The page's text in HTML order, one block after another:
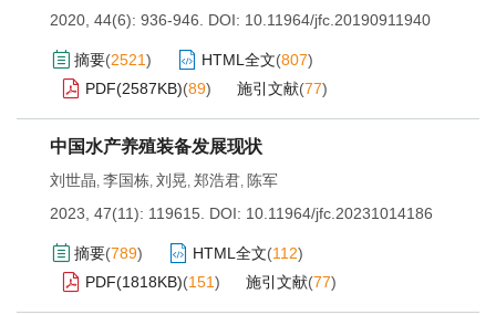
2020, 44(6): 936-946.
DOI: 10.11964/jfc.20190911940
摘要(2521) HTML全文(807)
PDF(2587KB)(89) 施引文献(77)
中国水产养殖装备发展现状
刘世晶, 李国栋, 刘晃, 郑浩君, 陈军
2023, 47(11): 119615.
DOI: 10.11964/jfc.20231014186
摘要(789) HTML全文(112)
PDF(1818KB)(151) 施引文献(77)